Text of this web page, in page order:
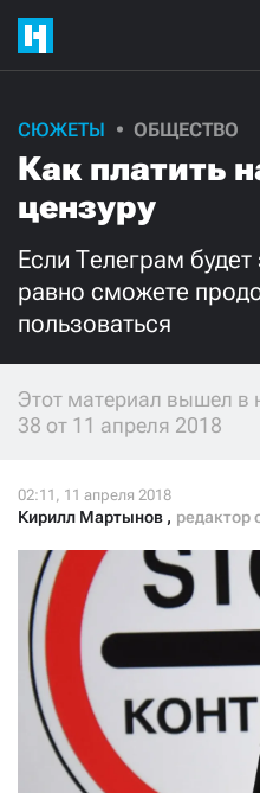
СЮЖЕТЫ ОБЩЕСТВО
Как платить
цензуру
Если Телеграм
равно сможете
пользоваться
Этот материал вышел
38 от 11 апреля 2018
Кирилл Мартынов , редактор
нашу
Ежемесячно
3000
500
Нажимая кнопку «Стать
я принимаю условия и
Если у вас есть вопросы,
+7 (929) 612-03-68